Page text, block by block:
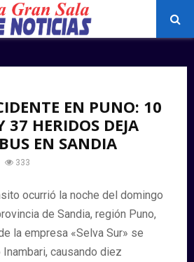
EN PUNO: 10
37 HERIDOS DEJA
EN SANDIA
333
ocurrió la noche del domingo
de Sandia, región Puno,
la empresa «Selva Sur» se
causando diez